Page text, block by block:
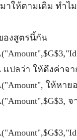
าให้ตามเดิม ทำไ
องสูตรนี้กัน
แปลว่า ให้ดึงค่าจ
ให้หาย